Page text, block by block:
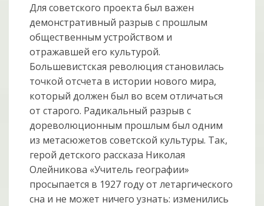
Для советского проекта был важен
демонстративный разрыв с прошлым
общественным устройством и
отражавшей его культурой.
Большевистская револю­ция становилась
точкой отсчета в истории нового мира,
который дол­жен был во всем отличаться
от старого. Радикальный разрыв с
дореволю­ци­онным прошлым был одним
из метасюжетов советской культуры. Так,
герой детского рассказа Николая
Олейникова «Учитель географии»
просыпается в 1927 году от летаргического
сна и не может ничего узнать: изменились